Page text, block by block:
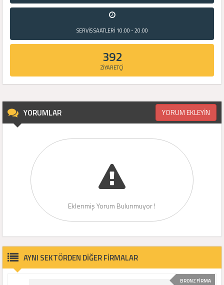
SERVİS SAATLERİ 10:00 - 20:00
392
ZİYARETÇİ
YORUMLAR YORUM EKLEYİN
Eklenmiş Yorum Bulunmuyor !
AYNI SEKTÖRDEN DİĞER FİRMALAR
BRONZ FİRMA